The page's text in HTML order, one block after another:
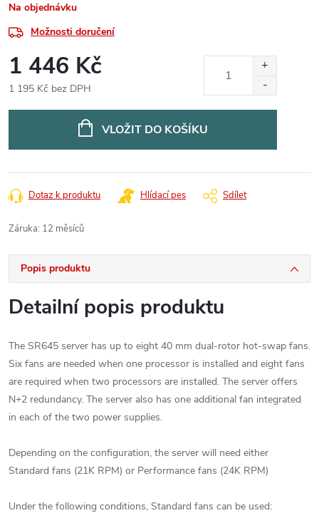
Na objednávku
Možnosti doručení
1 446 Kč
1 195 Kč bez DPH
VLOŽIT DO KOŠÍKU
Dotaz k produktu Hlídací pes Sdílet
Záruka: 12 měsíců
Popis produktu
Detailní popis produktu
The SR645 server has up to eight 40 mm dual-rotor hot-swap fans.
Six fans are needed when one processor is installed and eight fans
are required when two processors are installed. The server offers
N+2 redundancy. The server also has one additional fan integrated
in each of the two power supplies.
Depending on the configuration, the server will need either
Standard fans (21K RPM) or Performance fans (24K RPM)
Under the following conditions, Standard fans can be used: